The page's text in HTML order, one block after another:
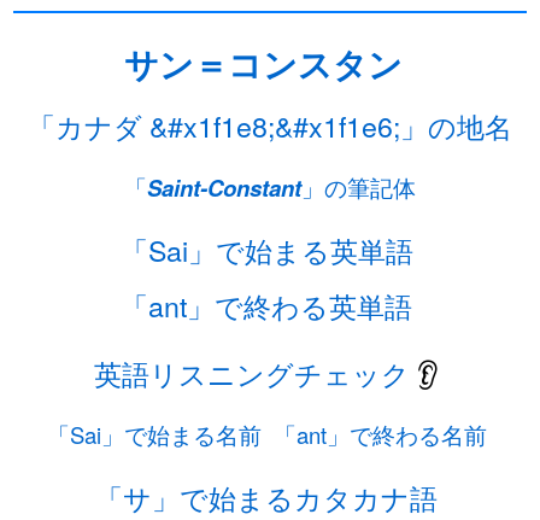
サン＝コンスタン
「カナダ &#x1f1e8;&#x1f1e6;」の地名
「Saint-Constant」の筆記体
「Sai」で始まる英単語
「ant」で終わる英単語
英語リスニングチェック 👂
「Sai」で始まる名前 「ant」で終わる名前
「サ」で始まるカタカナ語